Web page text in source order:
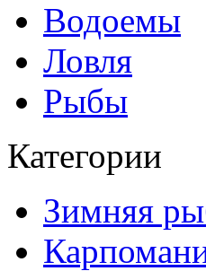
Водоемы
Ловля
Рыбы
Категории
Зимняя